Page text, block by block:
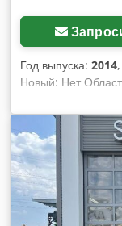
Год выпуска: 2014
Новый: Нет
Общее
очень хорошее
получения
Herrn Ernst van
Engcon EC30
Увеличьте
тяжёлого
ротатором